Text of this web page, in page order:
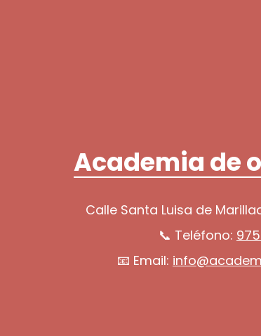
Academia de
Calle Santa Luisa de
📞 Teléfono:
📧 Email: